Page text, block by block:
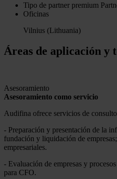
Tipo de partner premium
Oficinas
Vilnius (Lithuania)
Áreas de aplicación y
Asesoramiento
Asesoramiento como servicio
Audifina ofrece servicios de
- Preparación y presentación de la
fundación y liquidación de
empresariales.
- Evaluación de empresas y
para CFO.